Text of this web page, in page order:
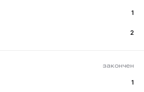
1
2
закончен
1